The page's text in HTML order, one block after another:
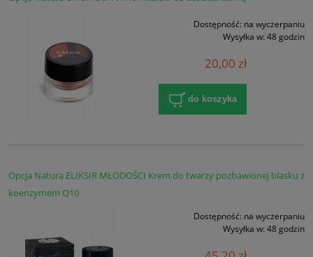
Dostępność: na wyczerpaniu
Wysyłka w: 48 godzin
20,00 zł
do koszyka
Opcja Natura ELIKSIR MŁODOŚCI Krem do twarzy pozbawionej blasku z
koenzymem Q10
Dostępność: na wyczerpaniu
Wysyłka w: 48 godzin